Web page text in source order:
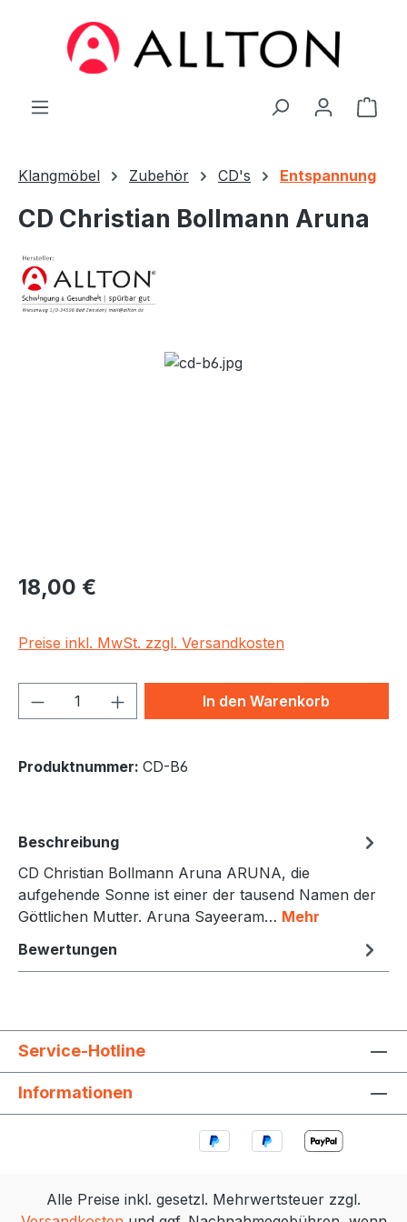
Zum Hauptinhalt springen
Klangmöbel Zubehör CD's Entspannung
CD Christian Bollmann Aruna
Bildergalerie überspringen
Regulärer Preis:
18,00 €
Preise inkl. MwSt. zzgl. Versandkosten
Produkt Anzahl: Gib denIn den Warenkorb
Produktnummer: CD-B6
Beschreibung
CD Christian Bollmann Aruna ARUNA, die
aufgehende Sonne ist einer der tausend Namen der
Göttlichen Mutter. Aruna Sayeeram… Mehr
Bewertungen
Service-Hotline
Informationen
Alle Preise inkl. gesetzl. Mehrwertsteuer zzgl.